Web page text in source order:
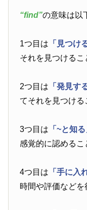
“find”の意味は以
1つ目は 「見つけ
それを見つけるこ
2つ目は 「発見す
てそれを見つける
3つ目は 「~と知る
感覚的に認めるこ
4つ目は 「手に入
時間や評価などを